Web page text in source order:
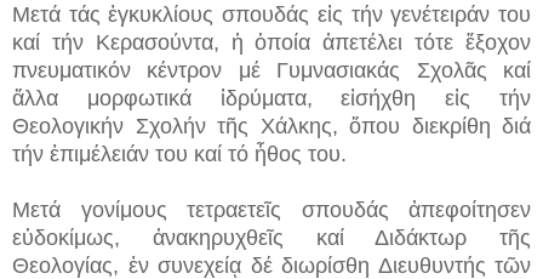
Μετά τάς ἐγκυκλίους σπουδάς εἰς τήν γενέτειράν του
καί τήν Κερασούντα, ἡ ὁποία ἀπετέλει τότε ἔξοχον
πνευματικόν κέντρον μέ Γυμνασιακάς Σχολᾶς καί
ἄλλα μορφωτικά ἱδρύματα, εἰσήχθη εἰς τήν
Θεολογικήν Σχολήν τῆς Χάλκης, ὅπου διεκρίθη διά
τήν ἐπιμέλειάν του καί τό ἦθος του.
Μετά γονίμους τετραετεῖς σπουδάς ἀπεφοίτησεν
εὐδοκίμως, ἀνακηρυχθεῖς καί Διδάκτωρ τῆς
Θεολογίας, ἐν συνεχείᾳ δέ διωρίσθη Διευθυντής τῶν